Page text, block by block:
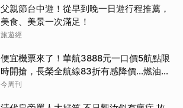
父親節台中遊！從早到晚一日遊行程推薦，
美食、美景一次滿足！
旅遊經
便宜機票來了！華航3888元一口價5航點限
時開搶，長榮全航線83折有感降價…燃油稅
8/9調漲早買早省
今周刊